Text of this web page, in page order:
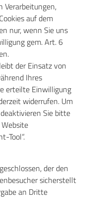
Verarbeitungen,
auf dem
nur, wenn Sie uns
gem. Art. 6
der Einsatz von
Ihres
erteilte Einwilligung
widerrufen. Um
Sie bitte
Tool“.
der den
sicherstellt
an Dritte